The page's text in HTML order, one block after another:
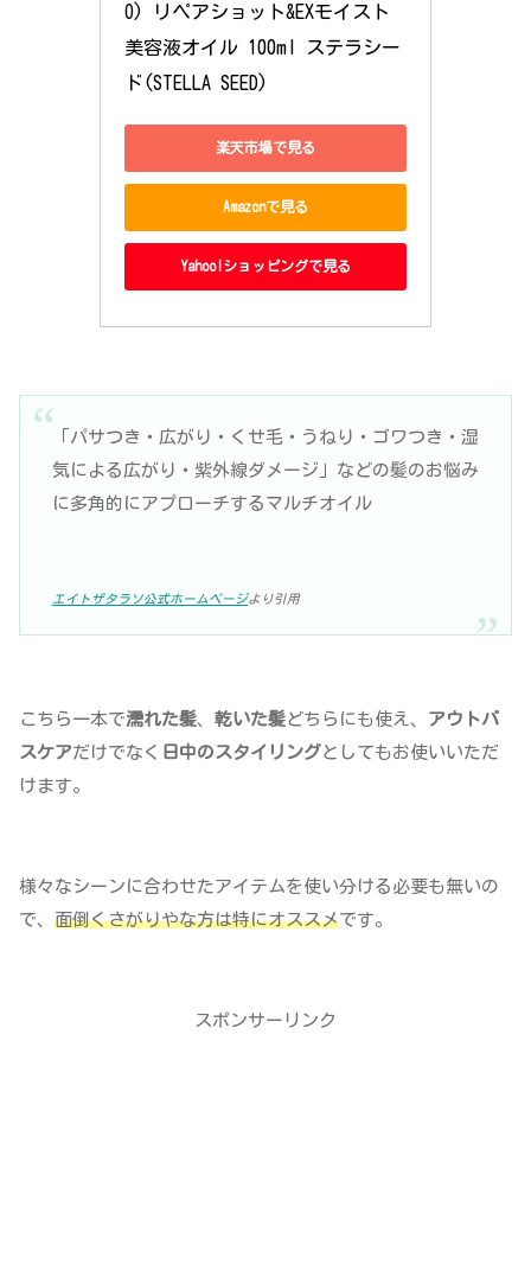
O) リペアショット&EXモイスト
美容液オイル 100ml ステラシー
ド(STELLA SEED)
楽天市場で見る
Amazonで見る
Yahoo!ショッピングで見る
「パサつき・広がり・くせ毛・うねり・ゴワつき・湿
気による広がり・紫外線ダメージ」などの髪のお悩み
に多角的にアプローチするマルチオイル
エイトザタラソ公式ホームページより引用
こちら一本で濡れた髪、 乾いた髪どちらにも使え、 アウトバ
スケアだけでなく 日中のスタイリングとしてもお使いいただ
けます。
様々なシーンに合わせたアイテムを使い分ける必要も無いの
で、 面倒くさがりやな方は特にオススメです。
スポンサーリンク